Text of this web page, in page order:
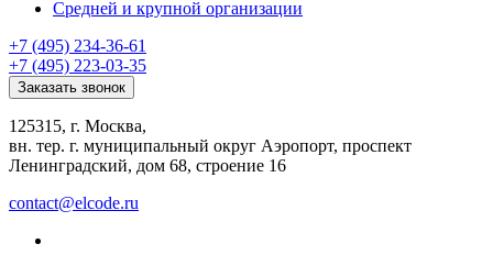
Средней и крупной организации
+7 (495) 234-36-61
+7 (495) 223-03-35
Заказать звонок
125315, г. Москва,
вн. тер. г. муниципальный округ Аэропорт, проспект
Ленинградский, дом 68, строение 16
contact@elcode.ru